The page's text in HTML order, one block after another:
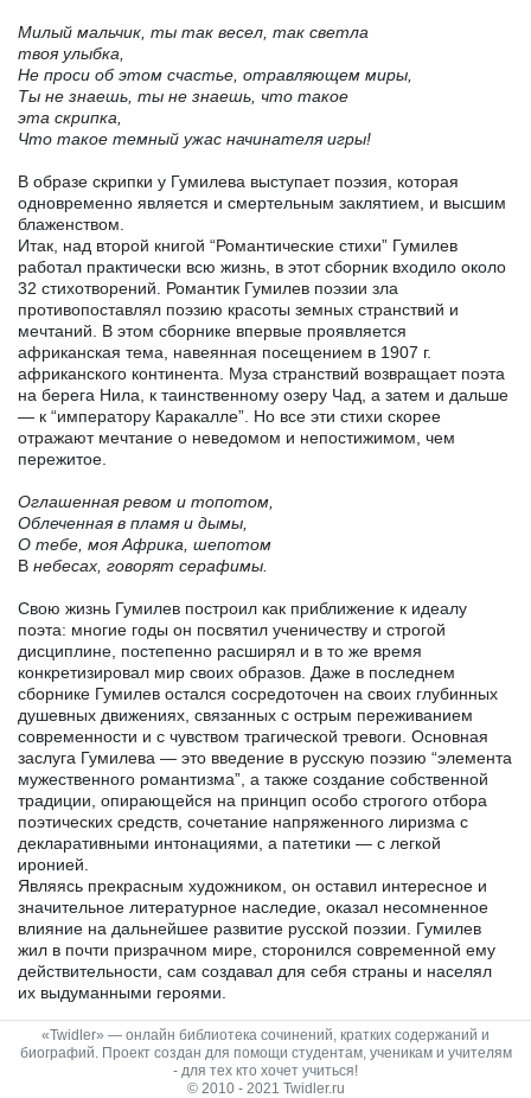
Милый мальчик, ты так весел, так светла
твоя улыбка,
Не проси об этом счастье, отравляющем миры,
Ты не знаешь, ты не знаешь, что такое
эта скрипка,
Что такое темный ужас начинателя игры!
В образе скрипки у Гумилева выступает поэзия, которая
одновременно является и смертельным заклятием, и высшим
блаженством.
Итак, над второй книгой “Романтические стихи” Гумилев
работал практически всю жизнь, в этот сборник входило около
32 стихотворений. Романтик Гумилев поэзии зла
противопоставлял поэзию красоты земных странствий и
мечтаний. В этом сборнике впервые проявляется
африканская тема, навеянная посещением в 1907 г.
африканского континента. Муза странствий возвращает поэта
на берега Нила, к таинственному озеру Чад, а затем и дальше
— к “императору Каракалле”. Но все эти стихи скорее
отражают мечтание о неведомом и непостижимом, чем
пережитое.
Оглашенная ревом и топотом,
Облеченная в пламя и дымы,
О тебе, моя Африка, шепотом
В небесах, говорят серафимы.
Свою жизнь Гумилев построил как приближение к идеалу
поэта: многие годы он посвятил ученичеству и строгой
дисциплине, постепенно расширял и в то же время
конкретизировал мир своих образов. Даже в последнем
сборнике Гумилев остался сосредоточен на своих глубинных
душевных движениях, связанных с острым переживанием
современности и с чувством трагической тревоги. Основная
заслуга Гумилева — это введение в русскую поэзию “элемента
мужественного романтизма”, а также создание собственной
традиции, опирающейся на принцип особо строгого отбора
поэтических средств, сочетание напряженного лиризма с
декларативными интонациями, а патетики — с легкой
иронией.
Являясь прекрасным художником, он оставил интересное и
значительное литературное наследие, оказал несомненное
влияние на дальнейшее развитие русской поэзии. Гумилев
жил в почти призрачном мире, сторонился современной ему
действительности, сам создавал для себя страны и населял
их выдуманными героями.
«Twidler» — онлайн библиотека сочинений, кратких содержаний и
биографий. Проект создан для помощи студентам, ученикам и учителям
- для тех кто хочет учиться!
© 2010 - 2021 Twidler.ru